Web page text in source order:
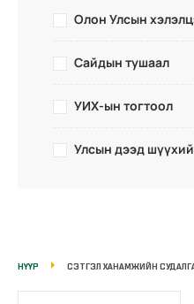
Олон Улсын
Сайдын тушаал
УИХ-ын тогтоол
Улсын дээд
НҮҮР СЭТГЭЛ ХАНАМЖИЙН